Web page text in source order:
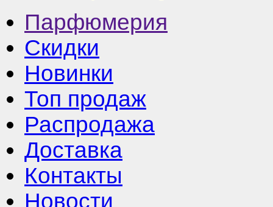
Парфюмерия
Скидки
Новинки
Топ продаж
Распродажа
Доставка
Контакты
Новости